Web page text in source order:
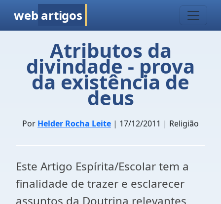
web artigos
Atributos da
divindade - prova
da existência de
deus
Por Helder Rocha Leite | 17/12/2011 | Religião
Este Artigo Espírita/Escolar tem a
finalidade de trazer e esclarecer
assuntos da Doutrina relevantes